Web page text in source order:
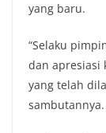
yang baru.
“Selaku
dan apresiasi
yang telah
sambutannya.